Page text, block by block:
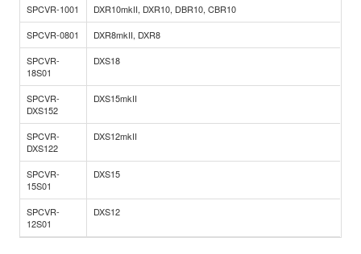
SPCVR-1001
DXR10mkII, DXR10, DBR10, CBR10
SPCVR-0801
DXR8mkII, DXR8
SPCVR-
18S01
DXS18
SPCVR-
DXS152
DXS15mkII
SPCVR-
DXS122
DXS12mkII
SPCVR-
15S01
DXS15
SPCVR-
12S01
DXS12